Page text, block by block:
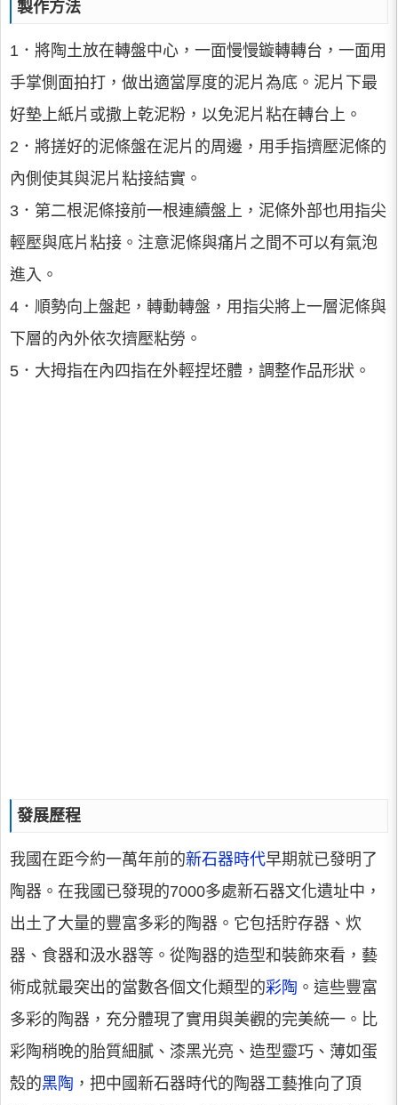
製作方法
1．將陶土放在轉盤中心，一面慢慢鏇轉轉台，一面用
手掌側面拍打，做出適當厚度的泥片為底。泥片下最
好墊上紙片或撒上乾泥粉，以免泥片粘在轉台上。
2．將搓好的泥條盤在泥片的周邊，用手指擠壓泥條的
內側使其與泥片粘接結實。
3．第二根泥條接前一根連續盤上，泥條外部也用指尖
輕壓與底片粘接。注意泥條與痛片之間不可以有氣泡
進入。
4．順勢向上盤起，轉動轉盤，用指尖將上一層泥條與
下層的內外依次擠壓粘勞。
5．大拇指在內四指在外輕捏坯體，調整作品形狀。
發展歷程
我國在距今約一萬年前的新石器時代早期就已發明了
陶器。在我國已發現的7000多處新石器文化遺址中，
出土了大量的豐富多彩的陶器。它包括貯存器、炊
器、食器和汲水器等。從陶器的造型和裝飾來看，藝
術成就最突出的當數各個文化類型的彩陶 。這些豐富
多彩的陶器，充分體現了實用與美觀的完美統一。比
彩陶稍晚的胎質細膩、漆黑光亮、造型靈巧、薄如蛋
殼的黑陶 ，把中國新石器時代的陶器工藝推向了頂